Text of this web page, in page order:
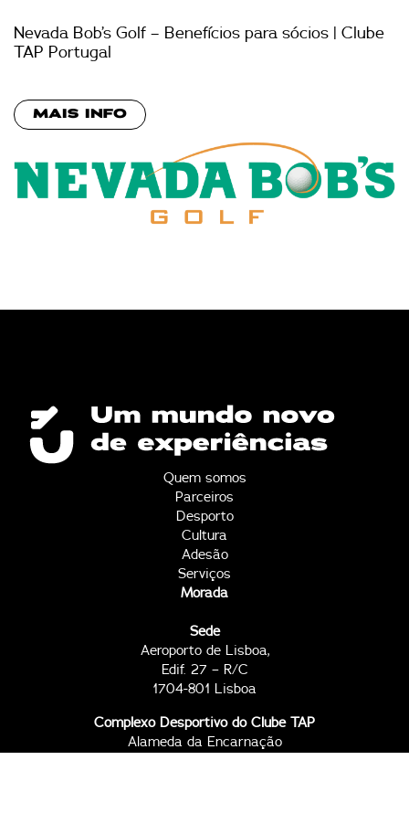
Nevada Bob’s Golf – Benefícios para sócios | Clube
TAP Portugal
MAIS INFO
Quem somos
Parceiros
Desporto
Cultura
Adesão
Serviços
Morada
Sede
Aeroporto de Lisboa,
Edif. 27 – R/C
1704-801 Lisboa
Complexo Desportivo do Clube TAP
Alameda da Encarnação